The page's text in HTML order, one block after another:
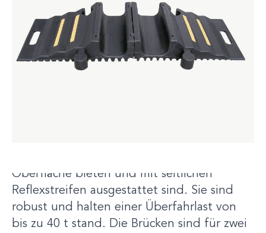
Faltbare
Gummischlauchbrücken 110
Oberfläche bieten und mit seitlichen
Reflexstreifen ausgestattet sind. Sie sind
robust und halten einer Überfahrlast von
bis zu 40 t stand. Die Brücken sind für zwei